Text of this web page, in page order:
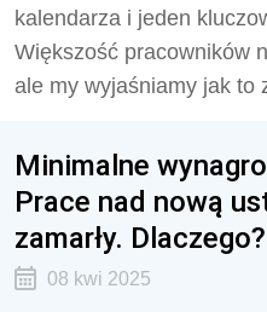
kalendarza i jeden
Większość pracowników
ale my wyjaśniamy jak to
Minimalne
Prace nad nową
zamarły. Dlaczego?
08 kwi 2025